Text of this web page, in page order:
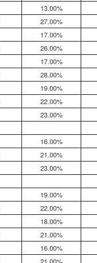
13.00%
27.00%
17.00%
26.00%
17.00%
28.00%
19.00%
22.00%
23.00%
16.00%
21.00%
23.00%
19.00%
22.00%
18.00%
21.00%
16.00%